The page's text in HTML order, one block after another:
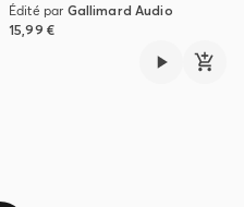
Édité par Gallimard Audio
15,99 €